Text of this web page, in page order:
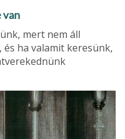
van
mert nem áll
ha valamit keresünk,